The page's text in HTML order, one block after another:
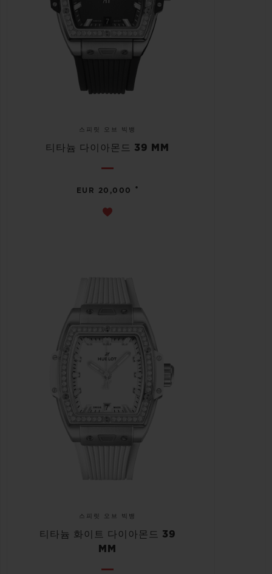
스피릿 오브 빅뱅
티타늄 다이아몬드 39 MM
EUR 20,000 •
스피릿 오브 빅뱅
티타늄 화이트 다이아몬드 39
MM